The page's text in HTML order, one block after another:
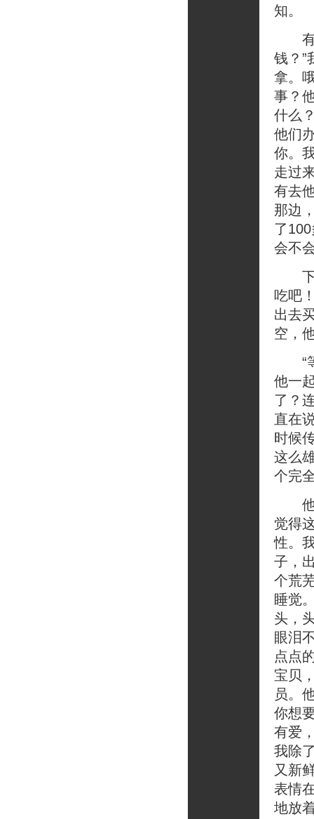
知。
有
钱？”
拿。
事？
什么
他们
你。
走过
有去
那边
了
会不
下
吃吧
出去
空，
“等
他一
了？
直在
时候
这么
个完
他
觉得
性。
子，
个荒
睡觉
头，
眼泪
点点
宝贝
员。
你想
有爱
我除
又新
表情
地放